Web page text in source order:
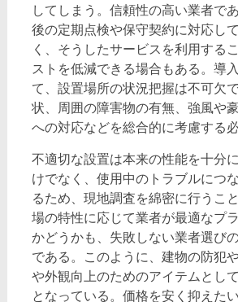
してしまう。信頼性の高い業者で
後の定期点検や保守契約に対応し
く、そうしたサービスを利用する
ストを低減できる場合もある。導
て、設置場所の状況把握は不可欠
状、周囲の障害物の有無、強風や
への対応などを総合的に考慮する必
不適切な設置は本来の性能を十分
けでなく、使用中のトラブルにつ
るため、現地調査を綿密に行うこ
場の特性に応じて業者が最適なプ
かどうかも、失敗しない業者選び
である。このように、建物の防犯
や外観向上のためのアイテムとし
となっている。価格を安く抑えた